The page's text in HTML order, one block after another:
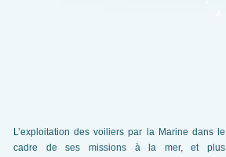
L’exploitation des voiliers par la Marine dans le
cadre de ses missions à la mer, et plus